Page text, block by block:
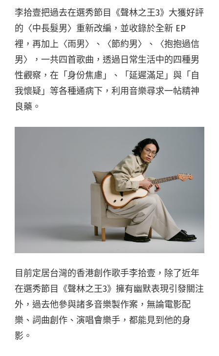
李拾壹把過去在選秀節目《聲林之王3》大獲好評
的〈中長髮男〉重新改編，並收錄於全新 EP
裡，再加上〈雨男〉、〈節約男〉、〈抱抱過信
男〉，一共四首歌曲，透過日常生活中的四種男
性觀察，在「身份焦慮」、「延遲滿足」與「自
我懷疑」等各種通病下，利用音樂尋求一帖精神
良藥。
目前定居台灣的香港創作歌手李拾壹，除了近年
在選秀節目《聲林之王3》擁有幽默表現引發關注
外，過去他參與諸多音樂製作案，無論電影配
樂、詞曲創作、演唱會樂手，都能見到他的身
影。